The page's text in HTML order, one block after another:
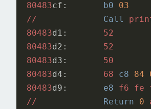
80483cf: b0 03
//
Call
80483d1: 52
80483d2: 52
80483d3: 50
80483d4: 68 c8 84
80483d9: e8 f6 fe
//
Return 0